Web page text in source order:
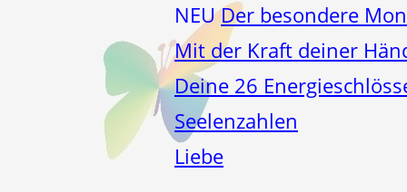
NEUDer besondere
Mit der Kraft deiner
Deine 26
Seelenzahlen
Liebe